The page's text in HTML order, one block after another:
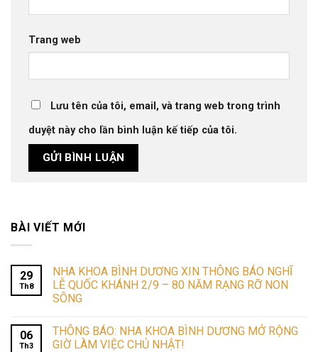
Trang web
Lưu tên của tôi, email, và trang web trong trình
duyệt này cho lần bình luận kế tiếp của tôi.
BÀI VIẾT MỚI
29
Th8
NHA KHOA BÌNH DƯƠNG XIN THÔNG BÁO NGHĨ
LỄ QUỐC KHÁNH 2/9 – 80 NĂM RẠNG RỠ NON
SÔNG
06
Th3
THÔNG BÁO: NHA KHOA BÌNH DƯƠNG MỞ RỘNG
GIỜ LÀM VIỆC CHỦ NHẬT!